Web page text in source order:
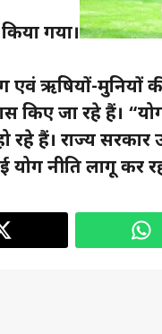
गया।
एवं ऋषियों-मुनियों
किए जा रहे हैं।
रहे हैं। राज्य
नीति लागू कर